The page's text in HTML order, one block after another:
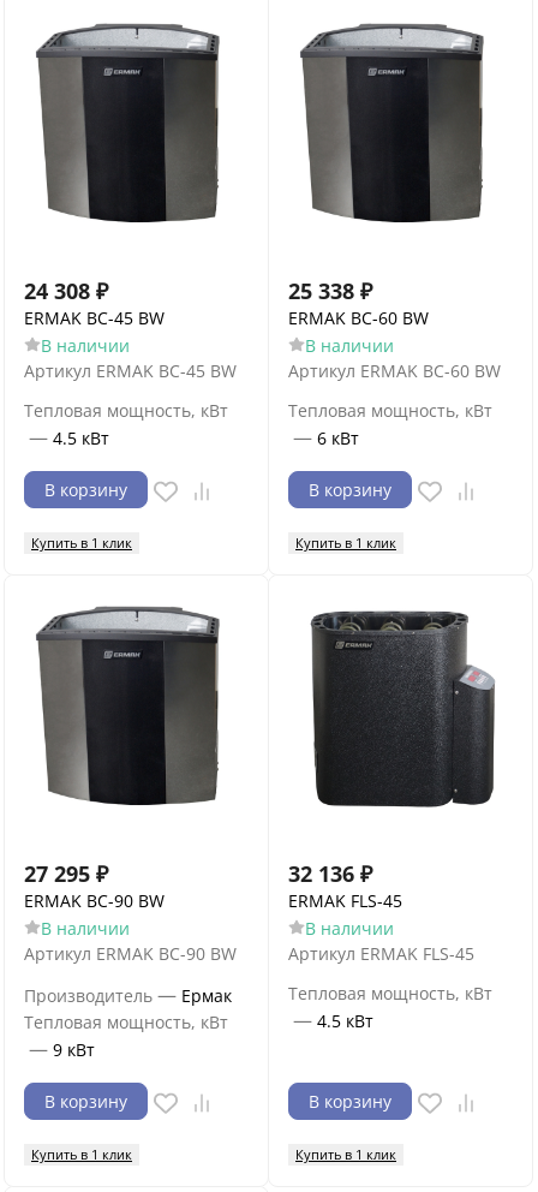
24 308 ₽
ERMAK BC-45 BW
В наличии
Артикул ERMAK BC-45 BW
Тепловая мощность, кВт
— 4.5 кВт
В корзину
Купить в 1 клик
25 338 ₽
ERMAK BC-60 BW
В наличии
Артикул ERMAK BC-60 BW
Тепловая мощность, кВт
— 6 кВт
В корзину
Купить в 1 клик
27 295 ₽
ERMAK BC-90 BW
В наличии
Артикул ERMAK BC-90 BW
Производитель — Ермак
Тепловая мощность, кВт
— 9 кВт
В корзину
Купить в 1 клик
32 136 ₽
ERMAK FLS-45
В наличии
Артикул ERMAK FLS-45
Тепловая мощность, кВт
— 4.5 кВт
В корзину
Купить в 1 клик